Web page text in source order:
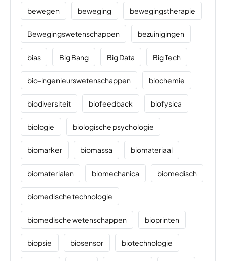
bewegen beweging bewegingstherapie
Bewegingswetenschappen bezuinigingen
bias Big Bang Big Data Big Tech
bio-ingenieurswetenschappen biochemie
biodiversiteit biofeedback biofysica
biologie biologische psychologie
biomarker biomassa biomateriaal
biomaterialen biomechanica biomedisch
biomedische technologie
biomedische wetenschappen bioprinten
biopsie biosensor biotechnologie